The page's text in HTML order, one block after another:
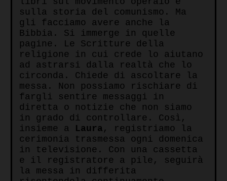
sulla storia del comunismo. Ma
gli facciamo avere anche la
Bibbia. Si immerge in quelle
pagine. Le Scritture della
religione in cui crede lo aiutano
ad astrarsi dalla realtà che lo
circonda. Chiede di ascoltare la
messa. Non possiamo rischiare di
fargli sentire messaggi in
diretta o notizie che non siamo
in grado di controllare. Così,
insieme a Laura , registriamo la
cerimonia trasmessa ogni domenica
in televisione. Con una cassetta
e il registratore a pile, seguirà
la messa in differita